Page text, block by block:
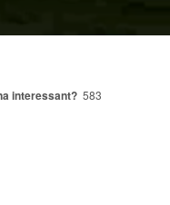
interessant? 583